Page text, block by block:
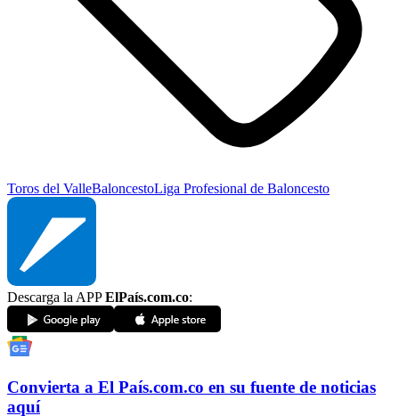
Toros del ValleBaloncestoLiga Profesional de Baloncesto
Descarga la APPElPaís.com.co:
Convierta a El País.com.co en su fuente de noticias
aquí